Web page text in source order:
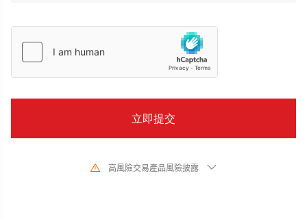
高風險交易產品風險披露